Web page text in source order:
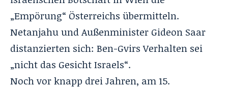
„Empörung“ Österreichs übermitteln.
Netanjahu und Außenminister Gideon Saar
distanzierten sich: Ben-Gvirs Verhalten sei
„nicht das Gesicht Israels“.
Noch vor knapp drei Jahren, am 15.